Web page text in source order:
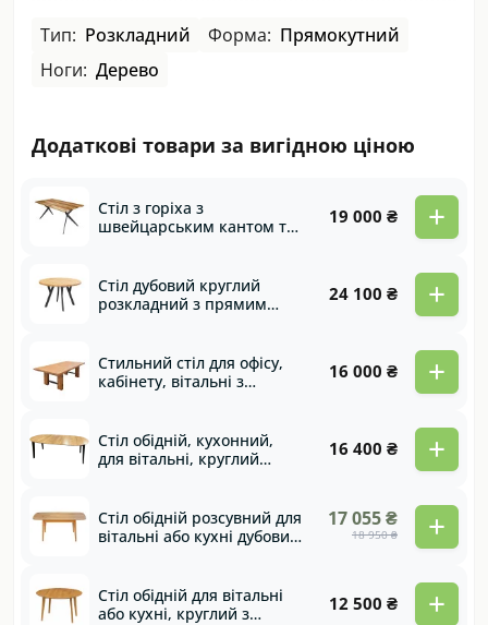
Тип: Розкладний Форма: Прямокутний
Ноги: Дерево
Додаткові товари за вигідною ціною
Стіл з горіха з
швейцарським кантом та
19 000 ₴ +
Стіл дубовий круглий
розкладний з прямим
24 100 ₴ +
Стильний стіл для офісу,
кабінету, вітальні з
Viking
16 000 ₴ +
Стіл обідній, кухонний,
для вітальні, круглий
дерев'яними ногами Sun
16 400 ₴ +
Стіл обідній розсувний для
вітальні або кухні дубовий
17 055 ₴
18 950 ₴ +
Стіл обідній для вітальні
або кухні, круглий з
12 500 ₴ +